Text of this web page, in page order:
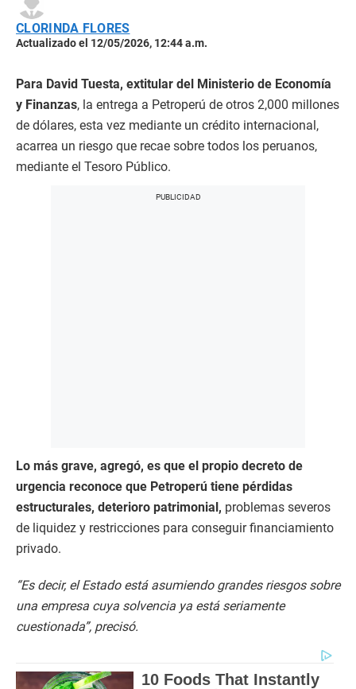
CLORINDA FLORES
Actualizado el 12/05/2026, 12:44 a.m.
Para David Tuesta, extitular del Ministerio de Economía
y Finanzas, la entrega a Petroperú de otros 2,000 millones
de dólares, esta vez mediante un crédito internacional,
acarrea un riesgo que recae sobre todos los peruanos,
mediante el Tesoro Público.
Lo más grave, agregó, es que el propio decreto de
urgencia reconoce que Petroperú tiene pérdidas
estructurales, deterioro patrimonial, problemas severos
de liquidez y restricciones para conseguir financiamiento
privado.
“Es decir, el Estado está asumiendo grandes riesgos sobre
una empresa cuya solvencia ya está seriamente
cuestionada”, precisó.